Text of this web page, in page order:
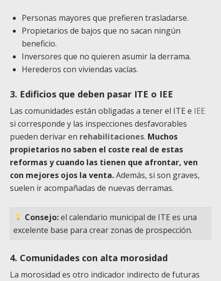
Personas mayores que prefieren trasladarse.
Propietarios de bajos que no sacan ningún
beneficio.
Inversores que no quieren asumir la derrama.
Herederos con viviendas vacías.
3. Edificios que deben pasar ITE o IEE
Las comunidades están obligadas a tener el ITE e IEE
si corresponde y las inspecciones desfavorables
pueden derivar en rehabilitaciones. Muchos
propietarios no saben el coste real de estas
reformas y cuando las tienen que afrontar, ven
con mejores ojos la venta.Además, si son graves,
suelen ir acompañadas de nuevas derramas.
Consejo:el calendario municipal de ITE es una
excelente base para crear zonas de prospección.
4. Comunidades con alta morosidad
La morosidad es otro indicador indirecto de futuras